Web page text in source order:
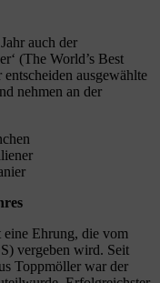
auch der
(The World’s Best
ausgewählte
nehmen an der
eine Ehrung, die vom
vergeben wird. Seit
Toppmöller war der